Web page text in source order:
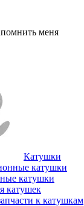
меня
Катушки
катушки
катушки
катушек
к катушкам